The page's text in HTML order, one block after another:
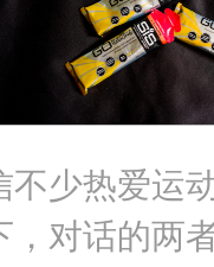
不少热爱运
，对话的两